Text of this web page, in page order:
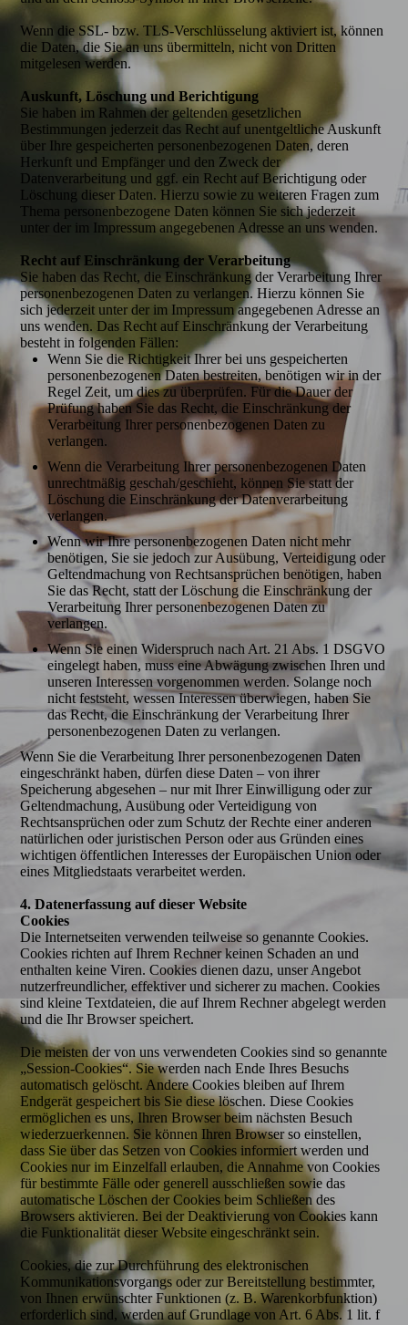
Wenn die SSL- bzw. TLS-Verschlüsselung aktiviert ist, können
die Daten, die Sie an uns übermitteln, nicht von Dritten
mitgelesen werden.
Auskunft, Löschung und Berichtigung
Sie haben im Rahmen der geltenden gesetzlichen
Bestimmungen jederzeit das Recht auf unentgeltliche Auskunft
über Ihre gespeicherten personenbezogenen Daten, deren
Herkunft und Empfänger und den Zweck der
Datenverarbeitung und ggf. ein Recht auf Berichtigung oder
Löschung dieser Daten. Hierzu sowie zu weiteren Fragen zum
Thema personenbezogene Daten können Sie sich jederzeit
unter der im Impressum angegebenen Adresse an uns wenden.
Recht auf Einschränkung der Verarbeitung
Sie haben das Recht, die Einschränkung der Verarbeitung Ihrer
personenbezogenen Daten zu verlangen. Hierzu können Sie
sich jederzeit unter der im Impressum angegebenen Adresse an
uns wenden. Das Recht auf Einschränkung der Verarbeitung
besteht in folgenden Fällen:
Wenn Sie die Richtigkeit Ihrer bei uns gespeicherten
personenbezogenen Daten bestreiten, benötigen wir in der
Regel Zeit, um dies zu überprüfen. Für die Dauer der
Prüfung haben Sie das Recht, die Einschränkung der
Verarbeitung Ihrer personenbezogenen Daten zu
verlangen.
Wenn die Verarbeitung Ihrer personenbezogenen Daten
unrechtmäßig geschah/geschieht, können Sie statt der
Löschung die Einschränkung der Datenverarbeitung
verlangen.
Wenn wir Ihre personenbezogenen Daten nicht mehr
benötigen, Sie sie jedoch zur Ausübung, Verteidigung oder
Geltendmachung von Rechtsansprüchen benötigen, haben
Sie das Recht, statt der Löschung die Einschränkung der
Verarbeitung Ihrer personenbezogenen Daten zu
verlangen.
Wenn Sie einen Widerspruch nach Art. 21 Abs. 1 DSGVO
eingelegt haben, muss eine Abwägung zwischen Ihren und
unseren Interessen vorgenommen werden. Solange noch
nicht feststeht, wessen Interessen überwiegen, haben Sie
das Recht, die Einschränkung der Verarbeitung Ihrer
personenbezogenen Daten zu verlangen.
Wenn Sie die Verarbeitung Ihrer personenbezogenen Daten
eingeschränkt haben, dürfen diese Daten – von ihrer
Speicherung abgesehen – nur mit Ihrer Einwilligung oder zur
Geltendmachung, Ausübung oder Verteidigung von
Rechtsansprüchen oder zum Schutz der Rechte einer anderen
natürlichen oder juristischen Person oder aus Gründen eines
wichtigen öffentlichen Interesses der Europäischen Union oder
eines Mitgliedstaats verarbeitet werden.
4. Datenerfassung auf dieser Website
Cookies
Die Internetseiten verwenden teilweise so genannte Cookies.
Cookies richten auf Ihrem Rechner keinen Schaden an und
enthalten keine Viren. Cookies dienen dazu, unser Angebot
nutzerfreundlicher, effektiver und sicherer zu machen. Cookies
sind kleine Textdateien, die auf Ihrem Rechner abgelegt werden
und die Ihr Browser speichert.
Die meisten der von uns verwendeten Cookies sind so genannte
„Session-Cookies“. Sie werden nach Ende Ihres Besuchs
automatisch gelöscht. Andere Cookies bleiben auf Ihrem
Endgerät gespeichert bis Sie diese löschen. Diese Cookies
ermöglichen es uns, Ihren Browser beim nächsten Besuch
wiederzuerkennen. Sie können Ihren Browser so einstellen,
dass Sie über das Setzen von Cookies informiert werden und
Cookies nur im Einzelfall erlauben, die Annahme von Cookies
für bestimmte Fälle oder generell ausschließen sowie das
automatische Löschen der Cookies beim Schließen des
Browsers aktivieren. Bei der Deaktivierung von Cookies kann
die Funktionalität dieser Website eingeschränkt sein.
Cookies, die zur Durchführung des elektronischen
Kommunikationsvorgangs oder zur Bereitstellung bestimmter,
von Ihnen erwünschter Funktionen (z. B. Warenkorbfunktion)
erforderlich sind, werden auf Grundlage von Art. 6 Abs. 1 lit. f